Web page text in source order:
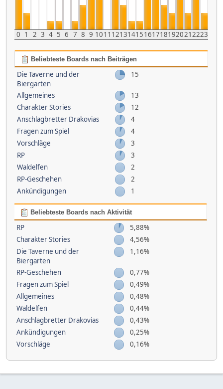
0 1 2 3 4 5 6 7 8 9 1011 121314151617181920212223
Beliebteste Boards nach Beiträgen
Die Taverne und der
Biergarten
15
Allgemeines
13
Charakter Stories
12
Anschlagbretter Drakovias
4
Fragen zum Spiel
4
Vorschläge
3
RP
3
Waldelfen
2
RP-Geschehen
2
Ankündigungen
1
Beliebteste Boards nach Aktivität
RP
5,88%
Charakter Stories
4,56%
Die Taverne und der
Biergarten
1,16%
RP-Geschehen
0,77%
Fragen zum Spiel
0,49%
Allgemeines
0,48%
Waldelfen
0,44%
Anschlagbretter Drakovias
0,43%
Ankündigungen
0,25%
Vorschläge
0,16%